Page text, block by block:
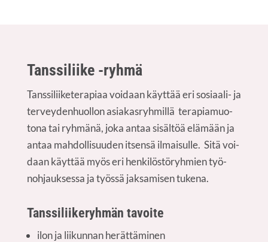
Tans­si­lii­ke -ryhmä
Tans­si­lii­ke­te­ra­pi­aa voi­daan käyt­tää eri sosi­aa­li- ja
ter­vey­den­huol­lon asia­kas­ryh­mil­lä tera­pia­muo­
to­na tai ryh­mä­nä, joka antaa sisäl­töä elä­mään ja
antaa mah­dol­li­suu­den itsen­sä ilmai­sul­le. Sitä voi­
daan käyt­tää myös eri hen­ki­lös­tö­ryh­mien työ­
noh­jauk­ses­sa ja työs­sä jak­sa­mi­sen tukena.
Tans­si­lii­ke­ryh­män tavoite
ilon ja lii­kun­nan herättäminen